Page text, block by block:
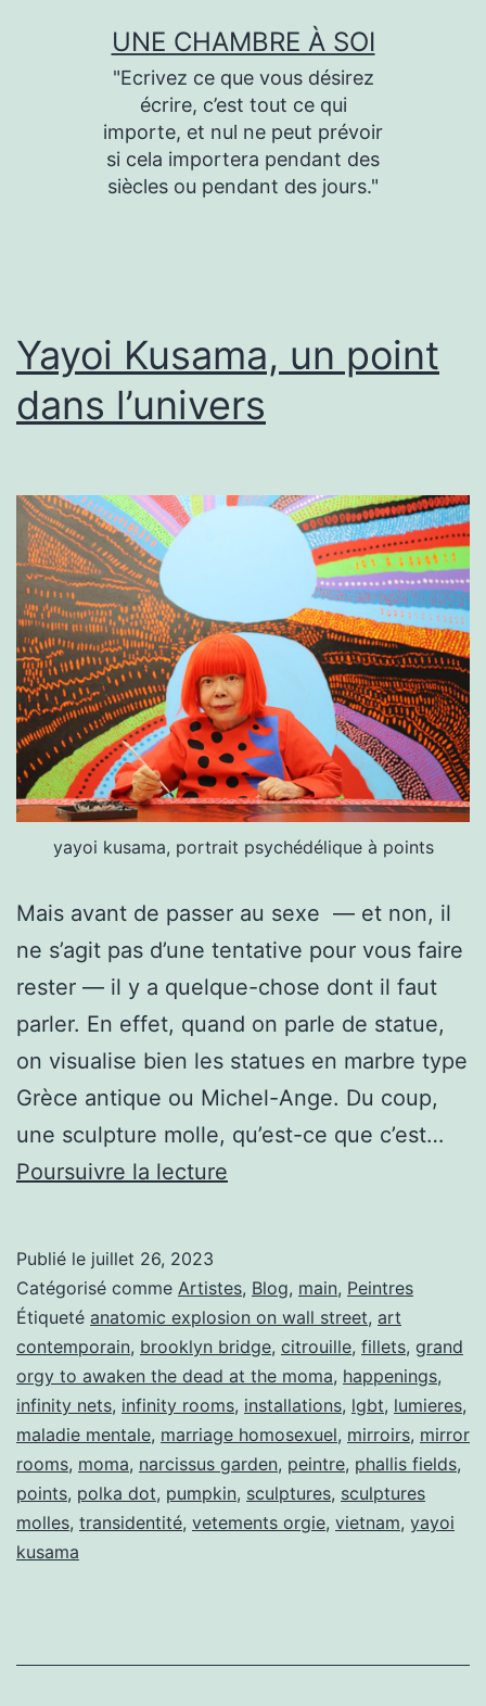
UNE CHAMBRE À SOI
"Ecrivez ce que vous désirez
écrire, c’est tout ce qui
importe, et nul ne peut prévoir
si cela importera pendant des
siècles ou pendant des jours."
Yayoi Kusama, un point
dans l’univers
yayoi kusama, portrait psychédélique à points
Mais avant de pass­er au sexe — et non, il
ne s’ag­it pas d’une ten­ta­tive pour vous faire
rester — il y a quelque-chose dont il faut
par­ler. En effet, quand on par­le de stat­ue,
on visu­alise bien les stat­ues en mar­bre type
Grèce antique ou Michel-Ange. Du coup,
une sculp­ture molle, qu’est-ce que c’est…
Pour­suiv­re la lec­ture
un
point
dans
l’univers
Publié le juillet 26, 2023
Catégorisé comme Artistes, Blog, main, Peintres
Étiqueté anatomic explosion on wall street, art
contemporain, brooklyn bridge, citrouille, fillets, grand
orgy to awaken the dead at the moma, happenings,
infinity nets, infinity rooms, installations, lgbt, lumieres,
maladie mentale, marriage homosexuel, mirroirs, mirror
rooms, moma, narcissus garden, peintre, phallis fields,
points, polka dot, pumpkin, sculptures, sculptures
molles, transidentité, vetements orgie, vietnam, yayoi
kusama